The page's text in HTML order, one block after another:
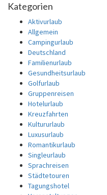
Kategorien
Aktivurlaub
Allgemein
Campingurlaub
Deutschland
Familienurlaub
Gesundheitsurlaub
Golfurlaub
Gruppenreisen
Hotelurlaub
Kreuzfahrten
Kultururlaub
Luxusurlaub
Romantikurlaub
Singleurlaub
Sprachreisen
Städtetouren
Tagungshotel